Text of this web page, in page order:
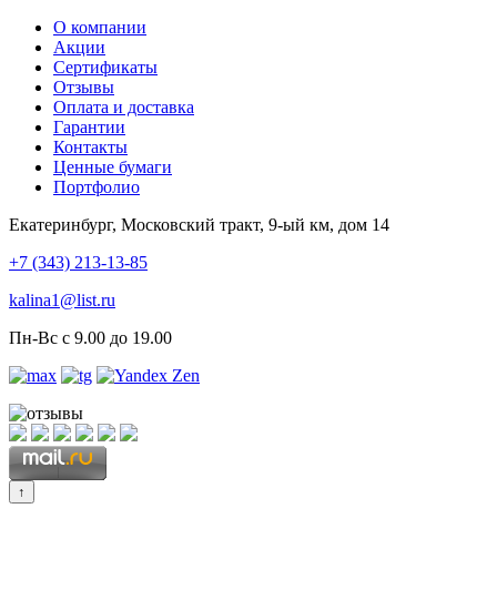
О компании
Акции
Сертификаты
Отзывы
Оплата и доставка
Гарантии
Контакты
Ценные бумаги
Портфолио
Екатеринбург, Московский тракт, 9-ый км, дом 14
+7 (343) 213-13-85
kalina1@list.ru
Пн-Вс с 9.00 до 19.00
↑